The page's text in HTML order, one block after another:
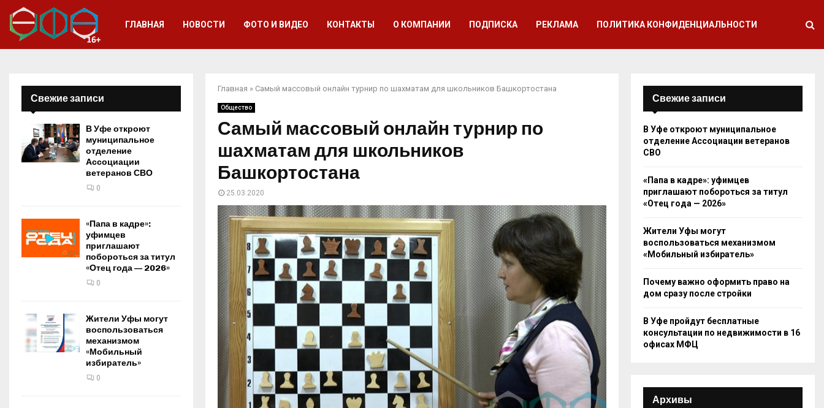
ГЛАВНАЯ НОВОСТИ ФОТО И ВИДЕО КОНТАКТЫ О КОМПАНИИ ПОДПИСКА РЕКЛАМА ПОЛИТИКА КОНФИДЕНЦИАЛЬНОСТИ
Главная » Самый массовый онлайн турнир по шахматам для школьников Башкортостана
Общество
Самый массовый онлайн турнир по
шахматам для школьников
Башкортостана
25.03.2020
Свежие записи
В Уфе откроют
муниципальное
отделение
Ассоциации
ветеранов СВО
0
«Папа в кадре»:
уфимцев
приглашают
побороться за титул
«Отец года — 2026»
0
Жители Уфы могут
воспользоваться
механизмом
«Мобильный
избиратель»
0
Свежие записи
В Уфе откроют муниципальное
отделение Ассоциации ветеранов
СВО
«Папа в кадре»: уфимцев
приглашают побороться за титул
«Отец года — 2026»
Жители Уфы могут
воспользоваться механизмом
«Мобильный избиратель»
Почему важно оформить право на
дом сразу после стройки
В Уфе пройдут бесплатные
консультации по недвижимости в 16
офисах МФЦ
Архивы